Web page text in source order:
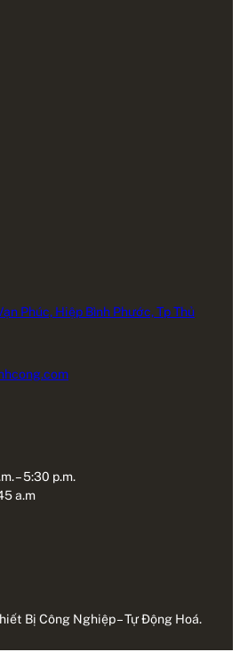
Phúc, Hiệp Bình Phước, Tp Thủ
– 5:30 p.m.
a.m
Bị Công Nghiệp – Tự Động Hoá.